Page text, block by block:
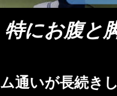
特にお腹と
通いが長続き